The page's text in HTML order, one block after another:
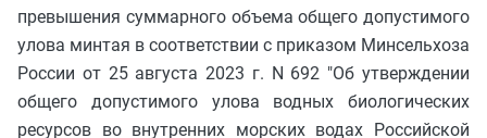
превышения суммарного объема общего допустимого
улова минтая в соответствии с приказом Минсельхоза
России от 25 августа 2023 г. N 692 "Об утверждении
общего допустимого улова водных биологических
ресурсов во внутренних морских водах Российской